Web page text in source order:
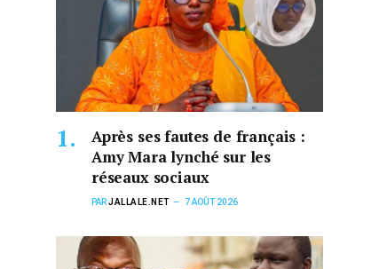
Après ses fautes de français :
Amy Mara lynché sur les
réseaux sociaux
PARJALLALE.NET 7 AOÛT 2026